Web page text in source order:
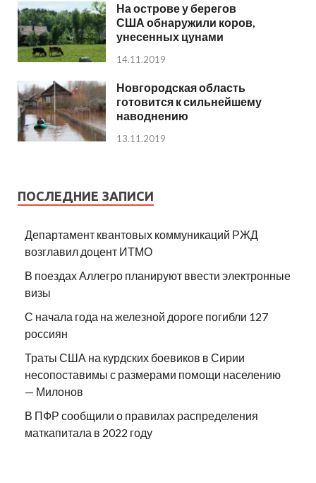
На острове у берегов
США обнаружили коров,
унесенных цунами
14.11.2019
Новгородская область
готовится к сильнейшему
наводнению
13.11.2019
ПОСЛЕДНИЕ ЗАПИСИ
Департамент квантовых коммуникаций РЖД
возглавил доцент ИТМО
В поездах Аллегро планируют ввести электронные
визы
С начала года на железной дороге погибли 127
россиян
Траты США на курдских боевиков в Сирии
несопоставимы с размерами помощи населению
— Милонов
В ПФР сообщили о правилах распределения
маткапитала в 2022 году